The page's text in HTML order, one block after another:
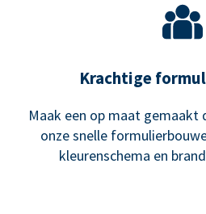
Krachtige
Maak een op maat
onze snelle
kleurenschema en